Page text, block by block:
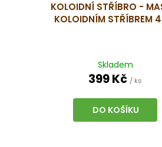
KOLOIDNÍ STŘÍBRO -
KOLOIDNÍM STŘÍBREM
Skladem
399 Kč / ks
DO KOŠÍKU